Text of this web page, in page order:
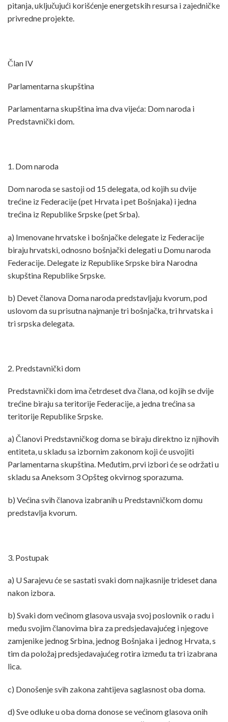
pitanja, uključujući korišćenje energetskih resursa i zajedničke
privredne projekte.
Član IV
Parlamentarna skupština
Parlamentarna skupština ima dva vijeća: Dom naroda i
Predstavnički dom.
1. Dom naroda
Dom naroda se sastoji od 15 delegata, od kojih su dvije
trećine iz Federacije (pet Hrvata i pet Bošnjaka) i jedna
trećina iz Republike Srpske (pet Srba).
a) Imenovane hrvatske i bošnjačke delegate iz Federacije
biraju hrvatski, odnosno bošnjački delegati u Domu naroda
Federacije. Delegate iz Republike Srpske bira Narodna
skupština Republike Srpske.
b) Devet članova Doma naroda predstavljaju kvorum, pod
uslovom da su prisutna najmanje tri bošnjačka, tri hrvatska i
tri srpska delegata.
2. Predstavnički dom
Predstavnički dom ima četrdeset dva člana, od kojih se dvije
trećine biraju sa teritorije Federacije, a jedna trećina sa
teritorije Republike Srpske.
a) Članovi Predstavničkog doma se biraju direktno iz njihovih
entiteta, u skladu sa izbornim zakonom koji će usvojiti
Parlamentarna skupština. Međutim, prvi izbori će se održati u
skladu sa Aneksom 3 Opšteg okvirnog sporazuma.
b) Većina svih članova izabranih u Predstavničkom domu
predstavlja kvorum.
3. Postupak
a) U Sarajevu će se sastati svaki dom najkasnije trideset dana
nakon izbora.
b) Svaki dom većinom glasova usvaja svoj poslovnik o radu i
među svojim članovima bira za predsjedavajućeg i njegove
zamjenike jednog Srbina, jednog Bošnjaka i jednog Hrvata, s
tim da položaj predsjedavajućeg rotira između ta tri izabrana
lica.
c) Donošenje svih zakona zahtijeva saglasnost oba doma.
d) Sve odluke u oba doma donose se većinom glasova onih